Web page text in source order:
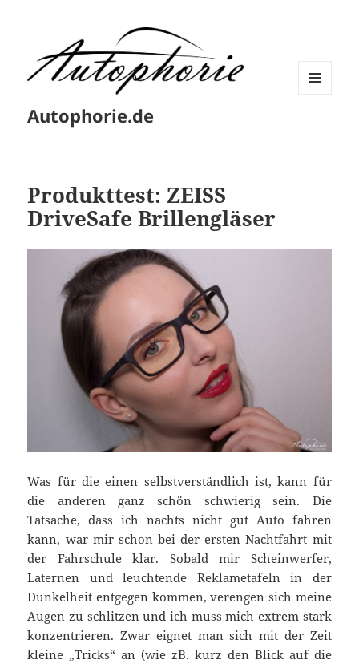
Autophorie.de
Produkttest: ZEISS
DriveSafe Brillengläser
Was für die einen selbstverständlich ist, kann für
die anderen ganz schön schwierig sein. Die
Tatsache, dass ich nachts nicht gut Auto fahren
kann, war mir schon bei der ersten Nachtfahrt mit
der Fahrschule klar. Sobald mir Scheinwerfer,
Laternen und leuchtende Reklametafeln in der
Dunkelheit entgegen kommen, verengen sich meine
Augen zu schlitzen und ich muss mich extrem stark
konzentrieren. Zwar eignet man sich mit der Zeit
kleine „Tricks“ an (wie zB. kurz den Blick auf die